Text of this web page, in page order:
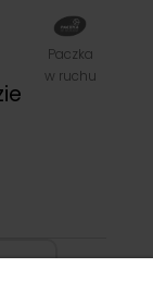
Paczka
w ruchu